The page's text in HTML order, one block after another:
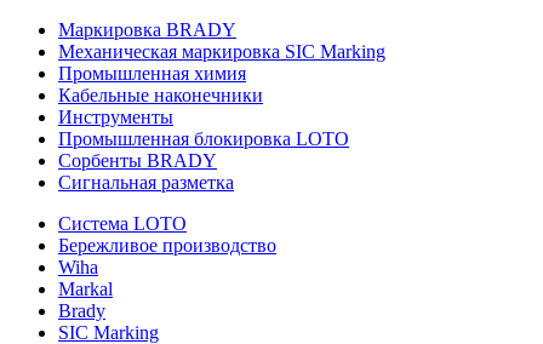
Маркировка BRADY
Механическая маркировка SIC Marking
Промышленная химия
Кабельные наконечники
Инструменты
Промышленная блокировка LOTO
Сорбенты BRADY
Сигнальная разметка
Система LOTO
Бережливое производство
Wiha
Markal
Brady
SIC Marking